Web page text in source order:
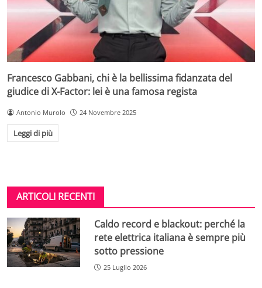
Francesco Gabbani, chi è la bellissima fidanzata del
giudice di X-Factor: lei è una famosa regista
Antonio Murolo 24 Novembre 2025
Leggi di più
ARTICOLI RECENTI
Caldo record e blackout: perché la
rete elettrica italiana è sempre più
sotto pressione
25 Luglio 2026